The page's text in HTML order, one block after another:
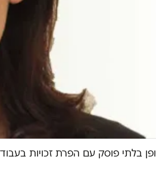
בלתי פוסק עם הפרת זכויות